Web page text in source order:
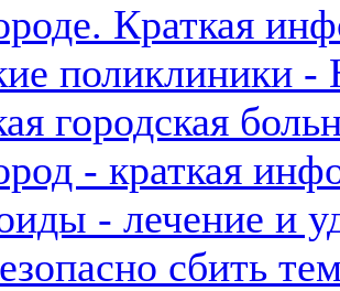
Краткая
поликлиники
городская
- краткая
- лечение и
сбить